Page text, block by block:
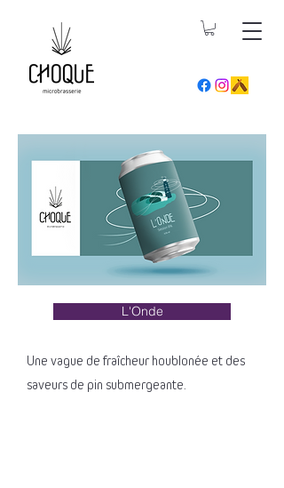
L'Onde
Une vague de fraîcheur houblonée et des
saveurs de pin submergeante.